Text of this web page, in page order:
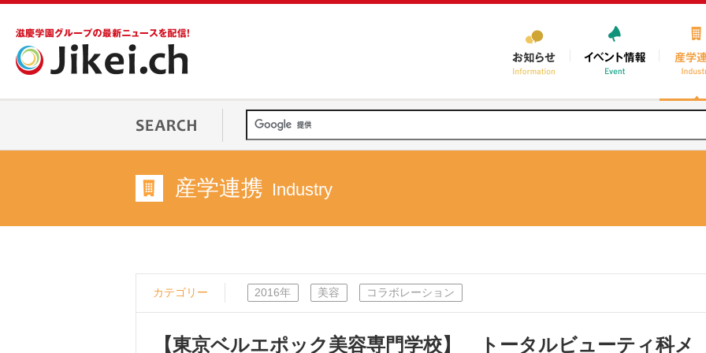
産学連携 Industry
カテゴリー 2016年 美容 コラボレーション
【東京ベルエポック美容専門学校】 トータルビューティ科メ